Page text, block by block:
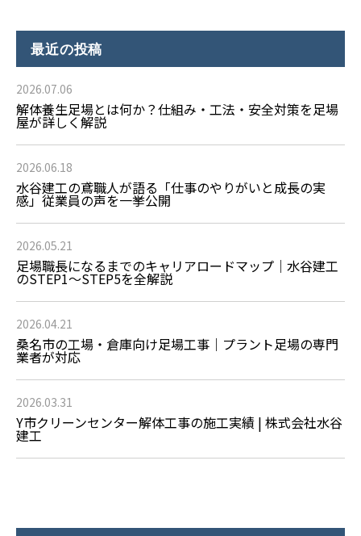
最近の投稿
2026.07.06
解体養生足場とは何か？仕組み・工法・安全対策を足場
屋が詳しく解説
2026.06.18
水谷建工の鳶職人が語る「仕事のやりがいと成長の実
感」従業員の声を一挙公開
2026.05.21
足場職長になるまでのキャリアロードマップ｜水谷建工
のSTEP1〜STEP5を全解説
2026.04.21
桑名市の工場・倉庫向け足場工事｜プラント足場の専門
業者が対応
2026.03.31
Y市クリーンセンター解体工事の施工実績 | 株式会社水谷
建工